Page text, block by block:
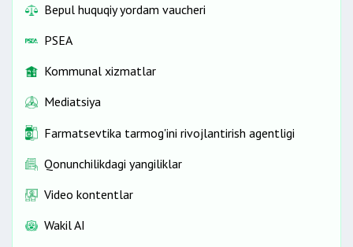
Bepul huquqiy yordam vaucheri
PSEA
Kommunal xizmatlar
Mediatsiya
Farmatsevtika tarmog'ini rivojlantirish agentligi
Qonunchilikdagi yangiliklar
Video kontentlar
Wakil AI